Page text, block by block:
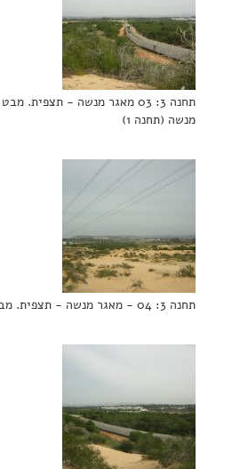
תחנה 3: 03 מאגר מנשה -
מנשה (תחנה 1)
תחנה 3: 04 - מאגר מנשה - תצפית. מבט אל רכס הכרמל